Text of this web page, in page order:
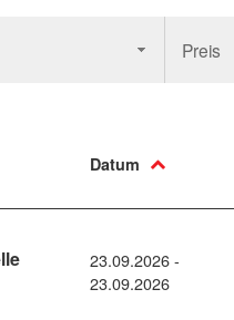
Preis
Datum
& Novelle 2026 (519365)
23.09.2026 -
23.09.2026